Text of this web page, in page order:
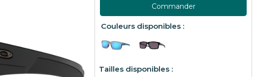
Commander